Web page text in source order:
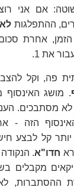
אם אני
ההתפלגות
הזמן, אחרת
את 1.
פה, וקל
. מושג האינסוף
מסתבכים.
הזה -
קל לבצע
חדו"א.
מקבלים
ההסתברות,